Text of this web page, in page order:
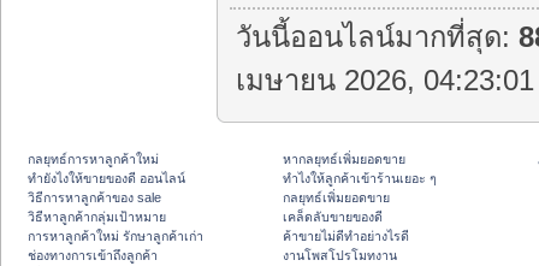
วันนี้ออนไลน์มากที่สุด:
เมษายน 2026,
กลยุทธ์การหาลูกค้าใหม่
ทํายังไงให้ขายของดี ออนไลน์
วิธีการหาลูกค้าของ sale
วิธีหาลูกค้ากลุ่มเป้าหมาย
การหาลูกค้าใหม่ รักษาลูกค้าเก่า
ช่องทางการเข้าถึงลูกค้า
หากลยุทธ์เพิ่มยอดขาย
ทําไงให้ลูกค้าเข้าร้านเยอะ ๆ
กลยุทธ์เพิ่มยอดขาย
เคล็ดลับขายของดี
ค้าขายไม่ดีทำอย่างไรดี
งานโพสโปรโมทงาน